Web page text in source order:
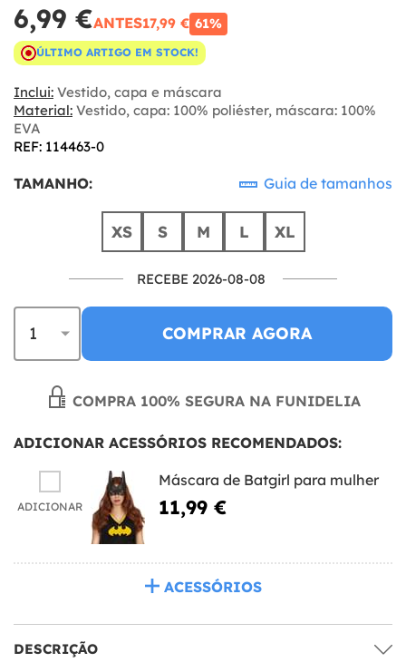
6,99 €ANTES17,99 € 61%
ÚLTIMO ARTIGO EM STOCK!
Inclui: Vestido, capa e máscara
Material: Vestido, capa: 100% poliéster, máscara: 100%
EVA
REF: 114463-0
TAMANHO: Guia de tamanhos
XS S M L XL
RECEBE 2026-08-08
COMPRAR AGORA
COMPRA 100% SEGURA NA FUNIDELIA
ADICIONAR ACESSÓRIOS RECOMENDADOS:
ADICIONAR
Máscara de Batgirl para mulher
11,99 €
ACESSÓRIOS
DESCRIÇÃO